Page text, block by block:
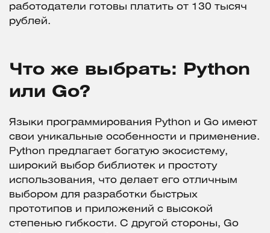
работодатели готовы платить от 130 тысяч
рублей.
Что же выбрать: Python
или Go?
Языки программирования Python и Go имеют
свои уникальные особенности и применение.
Python предлагает богатую экосистему,
широкий выбор библиотек и простоту
использования, что делает его отличным
выбором для разработки быстрых
прототипов и приложений с высокой
степенью гибкости. С другой стороны, Go